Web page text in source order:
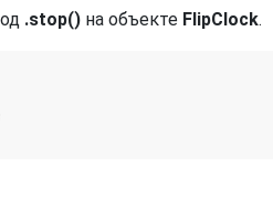
.stop() на объекте FlipClock.